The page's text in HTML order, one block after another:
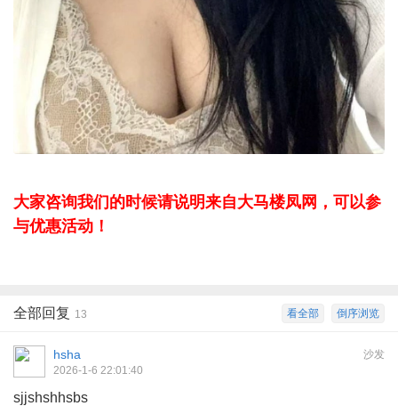
大家咨询我们的时候请说明来自大马楼凤网，可以参
与优惠活动！
倒序浏览
看全部
全部回复 13
沙发
hsha
2026-1-6 22:01:40
sjjshshhsbs